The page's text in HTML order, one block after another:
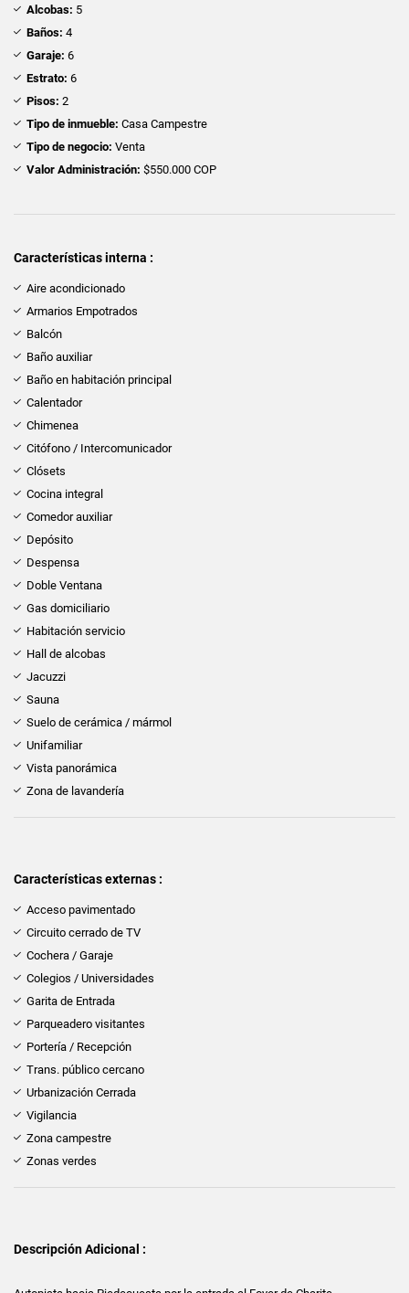
Alcobas: 5
Baños: 4
Garaje: 6
Estrato: 6
Pisos: 2
Tipo de inmueble: Casa Campestre
Tipo de negocio: Venta
Valor Administración: $550.000 COP
Características interna :
Aire acondicionado
Armarios Empotrados
Balcón
Baño auxiliar
Baño en habitación principal
Calentador
Chimenea
Citófono / Intercomunicador
Clósets
Cocina integral
Comedor auxiliar
Depósito
Despensa
Doble Ventana
Gas domiciliario
Habitación servicio
Hall de alcobas
Jacuzzi
Sauna
Suelo de cerámica / mármol
Unifamiliar
Vista panorámica
Zona de lavandería
Características externas :
Acceso pavimentado
Circuito cerrado de TV
Cochera / Garaje
Colegios / Universidades
Garita de Entrada
Parqueadero visitantes
Portería / Recepción
Trans. público cercano
Urbanización Cerrada
Vigilancia
Zona campestre
Zonas verdes
Descripción Adicional :